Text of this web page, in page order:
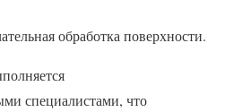
обработка поверхности.
специалистами, что